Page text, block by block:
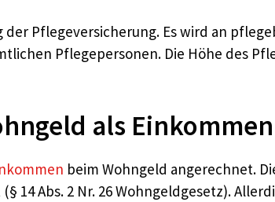
Pflegeversicherung. Es wird an
Pflegepersonen. Die Höhe des
als
beim Wohngeld angerechnet.
14 Abs. 2 Nr. 26 Wohngeldgesetz).